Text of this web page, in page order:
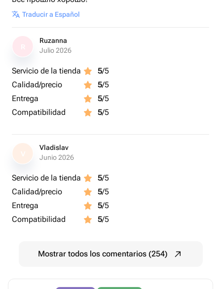
Traducir a Español
Ruzanna
Julio 2026
Servicio de la tienda 5/5
Calidad/precio
5/5
Entrega
5/5
Compatibilidad
5/5
V
Vladislav
Junio 2026
Servicio de la tienda 5/5
Calidad/precio
5/5
Entrega
5/5
Compatibilidad
5/5
Mostrar todos los comentarios (254)